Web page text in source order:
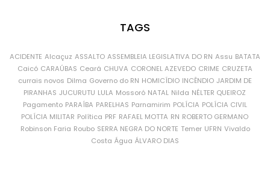
TAGS
ACIDENTE Alcaçuz ASSALTO ASSEMBLEIA LEGISLATIVA DO RN Assu BATATA
Caicó CARAÚBAS Ceará CHUVA CORONEL AZEVEDO CRIME CRUZETA
currais novos Dilma Governo do RN HOMICÍDIO INCÊNDIO JARDIM DE
PIRANHAS JUCURUTU LULA Mossoró NATAL Nilda NÉLTER QUEIROZ
Pagamento PARAÍBA PARELHAS Parnamirim POLÍCIA POLÍCIA CIVIL
POLÍCIA MILITAR Política PRF RAFAEL MOTTA RN ROBERTO GERMANO
Robinson Faria Roubo SERRA NEGRA DO NORTE Temer UFRN Vivaldo
Costa Água ÁLVARO DIAS